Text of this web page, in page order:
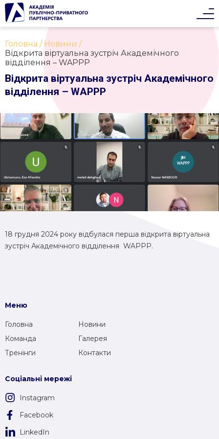
Головна
Новини
Відкрита віртуальна зустріч Академічного
відділення – WAPPP
Відкрита віртуальна зустріч Академічного
відділення – WAPPP
18 грудня 2024 року відбулася перша відкрита віртуальна
зустріч Академічного відділення WAPPP.
Меню
Головна
Новини
Команда
Галерея
Тренінги
Контакти
Соціальні мережі
Instagram
Facebook
LinkedIn